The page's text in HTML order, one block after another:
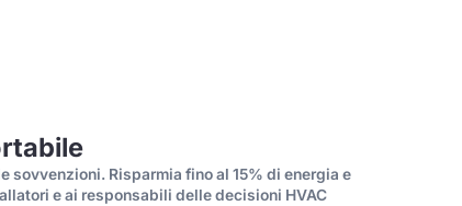
sovvenzioni. Risparmia fino al 15% di energia e
e ai responsabili delle decisioni HVAC